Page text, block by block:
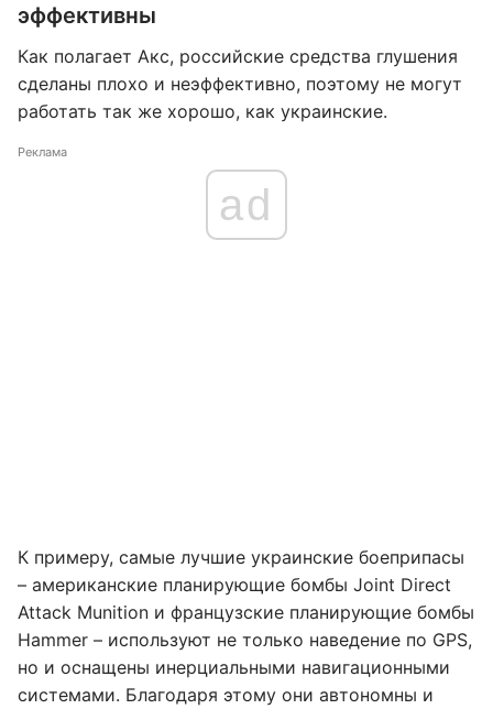
эффективны
Как полагает Акс, российские средства глушения
сделаны плохо и неэффективно, поэтому не могут
работать так же хорошо, как украинские.
Реклама
ad
К примеру, самые лучшие украинские боеприпасы
– американские планирующие бомбы Joint Direct
Attack Munition и французские планирующие бомбы
Hammer – используют не только наведение по GPS,
но и оснащены инерциальными навигационными
системами. Благодаря этому они автономны и